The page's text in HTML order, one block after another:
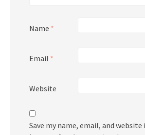
Name *
Email *
Website
Save my name, email, and website